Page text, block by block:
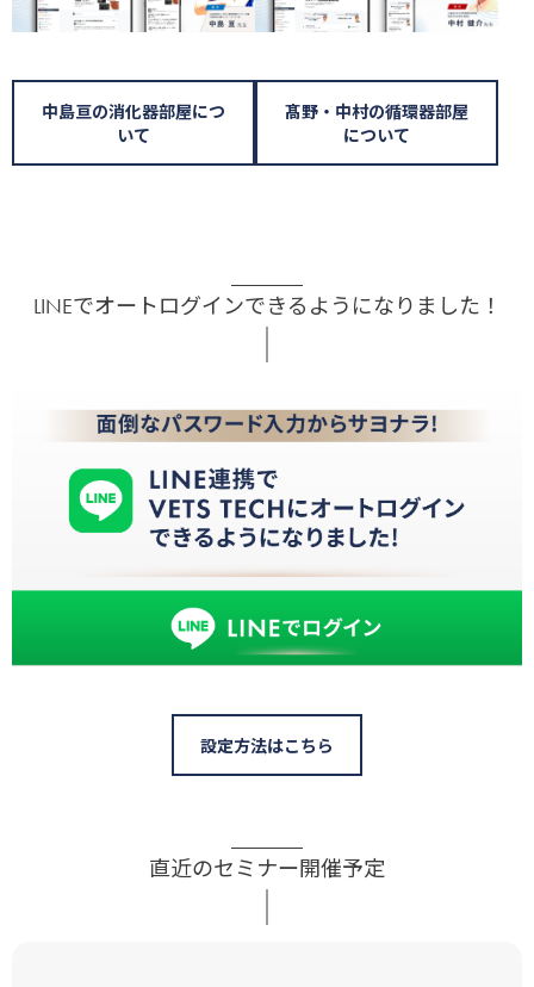
中島亘の消化器部屋につ
いて
髙野・中村の循環器部屋
について
LINEでオートログインできるようになりました！
設定方法はこちら
直近のセミナー開催予定